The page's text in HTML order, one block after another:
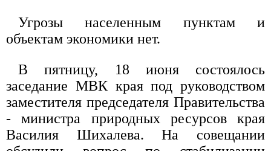
Угрозы населенным пунктам и
объектам экономики нет.
В пятницу, 18 июня состоялось
заседание МВК края под руководством
заместителя председателя Правительства
- министра природных ресурсов края
Василия Шихалева. На совещании